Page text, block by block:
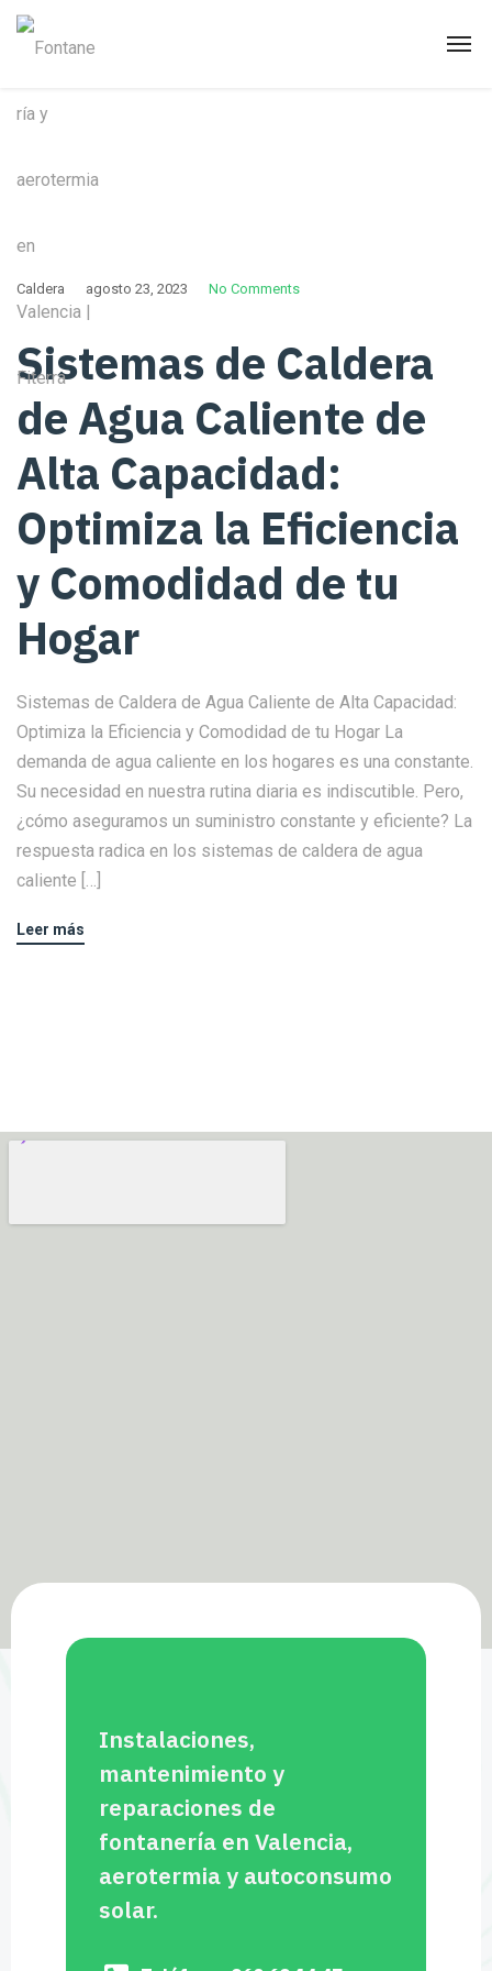
Caldera agosto 23, 2023 No Comments
Sistemas de Caldera
de Agua Caliente de
Alta Capacidad:
Optimiza la Eficiencia
y Comodidad de tu
Hogar
Sistemas de Caldera de Agua Caliente de Alta Capacidad:
Optimiza la Eficiencia y Comodidad de tu Hogar La
demanda de agua caliente en los hogares es una constante.
Su necesidad en nuestra rutina diaria es indiscutible. Pero,
¿cómo aseguramos un suministro constante y eficiente? La
respuesta radica en los sistemas de caldera de agua
caliente […]
Leer más
Instalaciones,
mantenimiento y
reparaciones de
fontanería en Valencia,
aerotermia y autoconsumo
solar.